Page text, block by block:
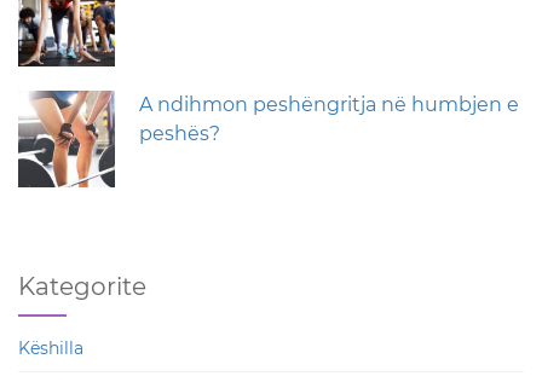
A ndihmon peshëngritja në humbjen e
peshës?
Kategorite
Këshilla